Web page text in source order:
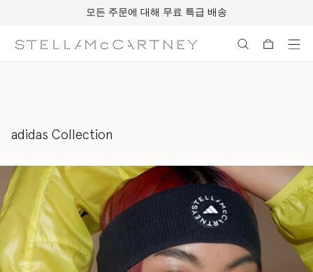
모든 주문에 대해 무료 특급 배송
adidas Collection